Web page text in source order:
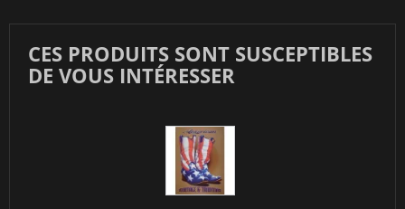
CES PRODUITS SONT SUSCEPTIBLES
DE VOUS INTÉRESSER